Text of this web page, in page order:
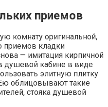
приемов
комнату оригинальной,
приемов кладки
— имитация кирпичной
душевой кабине в виде
элитную плитку
облицовывают такие
стояка душевой